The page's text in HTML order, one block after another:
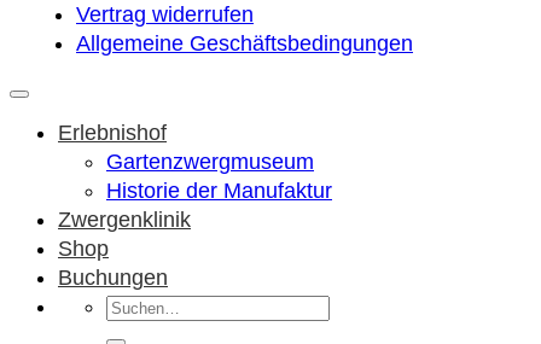
Vertrag widerrufen
Allgemeine Geschäftsbedingungen
Erlebnishof
Gartenzwergmuseum
Historie der Manufaktur
Zwergenklinik
Shop
Buchungen
Suchen
nach: